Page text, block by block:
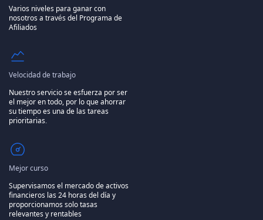
Varios niveles para ganar con
nosotros a través del Programa de
Afiliados
Velocidad de trabajo
Nuestro servicio se esfuerza por ser
el mejor en todo, por lo que ahorrar
su tiempo es una de las tareas
prioritarias.
Mejor curso
Supervisamos el mercado de activos
financieros las 24 horas del día y
proporcionamos solo tasas
relevantes y rentables